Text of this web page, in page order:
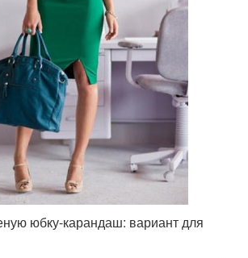
юбку-карандаш: вариант для